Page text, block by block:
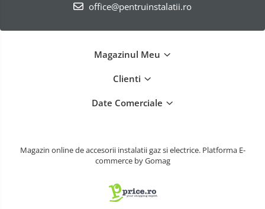
office@pentruinstalatii.ro
Magazinul Meu
Clienti
Date Comerciale
Magazin online de accesorii instalatii gaz si electrice. Platforma E-
commerce by Gomag